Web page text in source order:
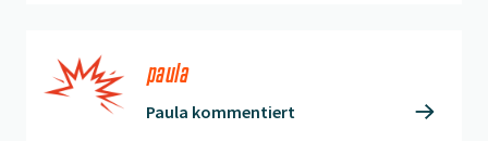
paula
Paula kommentiert